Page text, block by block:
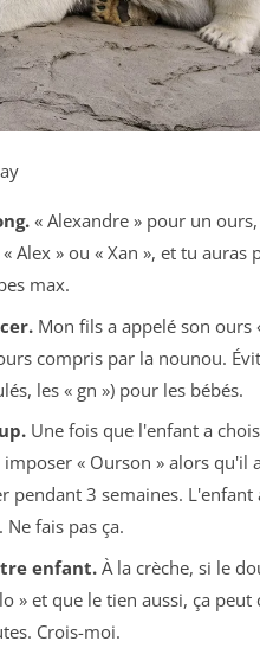
« Alexandre » pour un ours,
Alex » ou « Xan », et tu auras
max.
Mon fils a appelé son ours
compris par la nounou.
les « gn ») pour les bébés.
Une fois que l'enfant a
« Ourson » alors qu'il
pendant 3 semaines. L'enfant
fais pas ça.
enfant.À la crèche, si le
» et que le tien aussi, ça peut
Crois-moi.